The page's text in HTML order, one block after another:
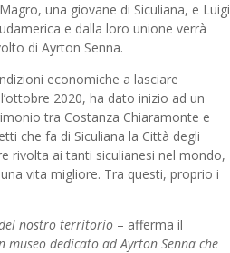
una giovane di Siculiana, e Luigi
e dalla loro unione verrà
di Ayrton Senna.
economiche a lasciare
2020, ha dato inizio ad un
tra Costanza Chiaramonte e
che fa di Siculiana la Città degli
rivolta ai tanti siculianesi nel mondo,
vita migliore. Tra questi, proprio i
nostro territorio – afferma il
dedicato ad Ayrton Senna che